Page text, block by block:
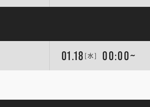
01.18 [水] 00:00~